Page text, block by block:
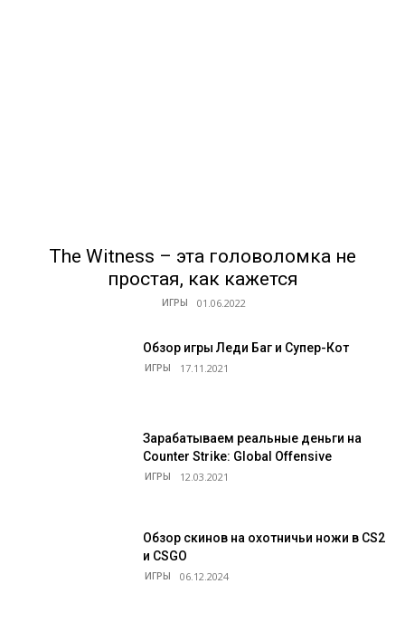
The Witness – эта головоломка не
простая, как кажется
ИГРЫ
Обзор игры Леди Баг и Супер-Кот
ИГРЫ
Зарабатываем реальные деньги на
Counter Strike: Global Offensive
ИГРЫ
Обзор скинов на охотничьи ножи в CS2
и CSGO
ИГРЫ